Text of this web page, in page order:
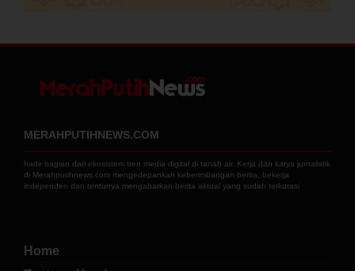
MERAHPUTIHNEWS.COM
hadir bagian dari ekosistem tren media digital di tanah air. Kerja dan karya jurnalistik
di Merahputihnews.com mengedepankan keberimbangan berita, bekerja
independen dan tentunya mengabarkan berita aktual yang sudah terkurasi
Home